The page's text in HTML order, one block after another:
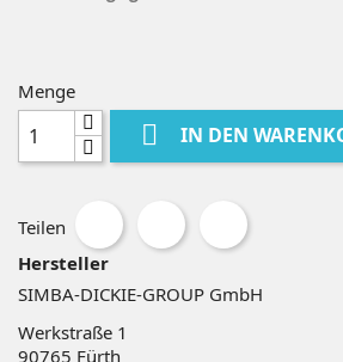
Menge
 IN DEN
Teilen
Hersteller
SIMBA-DICKIE-GROUP GmbH
Werkstraße 1
90765 Fürth